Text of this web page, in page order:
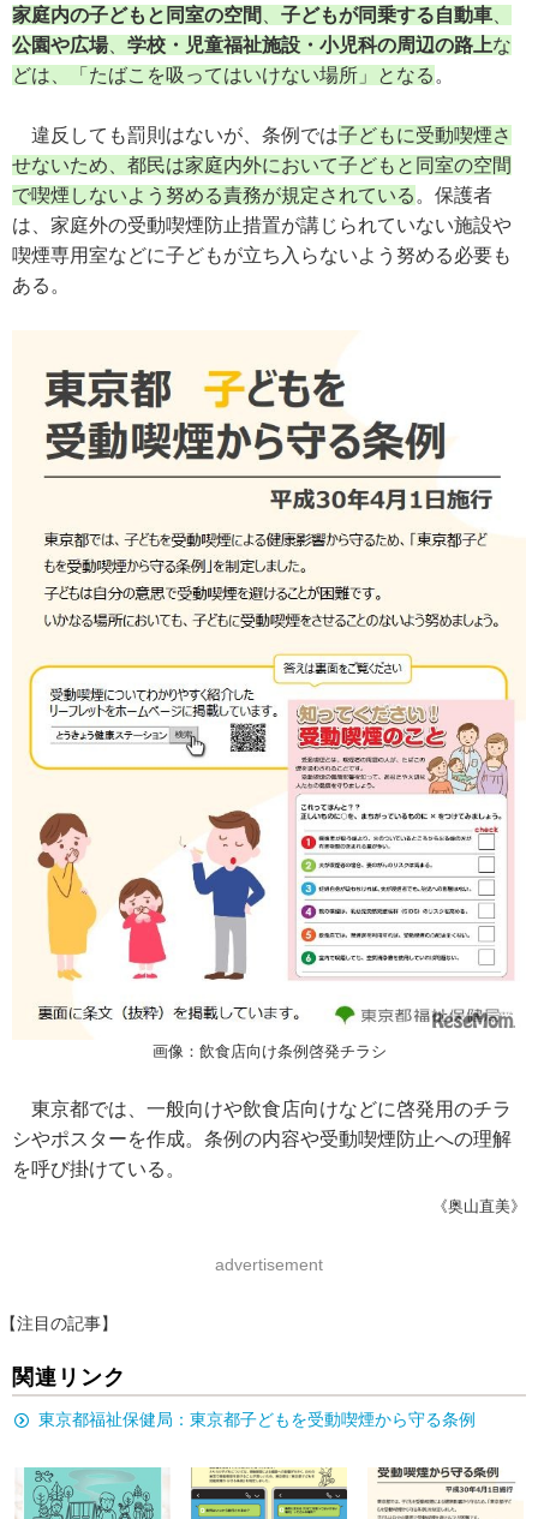
家庭内の子どもと同室の空間
子どもが同乗する自動車
公園や広場、 学校・児童福祉施設・小児科の周辺の路上な
どは、「たばこを吸ってはいけない場所」となる 。
違反しても罰則はないが、条例では子どもに受動喫煙さ
せないため、都民は家庭内外において子どもと同室の空間
で喫煙しないよう努める責務が規定されている 。保護者
は、家庭外の受動喫煙防止措置が講じられていない施設や
喫煙専用室などに子どもが立ち入らないよう努める必要も
ある。
画像：飲食店向け条例啓発チラシ
東京都では、一般向けや飲食店向けなどに啓発用のチラ
シやポスターを作成。条例の内容や受動喫煙防止への理解
を呼び掛けている。
《奥山直美》
advertisement
【注目の記事】
関連リンク
東京都福祉保健局：東京都子どもを受動喫煙から守る条例